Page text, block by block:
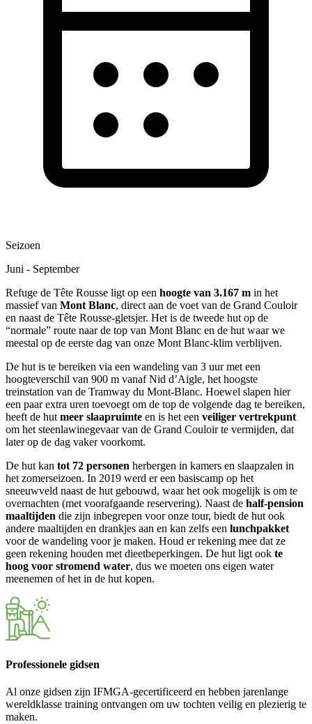
Seizoen
Juni - September
Refuge de Tête Rousse ligt op een hoogte van 3.167 m in het
massief van Mont Blanc, direct aan de voet van de Grand Couloir
en naast de Tête Rousse-gletsjer. Het is de tweede hut op de
“normale” route naar de top van Mont Blanc en de hut waar we
meestal op de eerste dag van onze Mont Blanc-klim verblijven.
De hut is te bereiken via een wandeling van 3 uur met een
hoogteverschil van 900 m vanaf Nid d’Aigle, het hoogste
treinstation van de Tramway du Mont-Blanc. Hoewel slapen hier
een paar extra uren toevoegt om de top de volgende dag te bereiken,
heeft de hut meer slaapruimte en is het een veiliger vertrekpunt
om het steenlawinegevaar van de Grand Couloir te vermijden, dat
later op de dag vaker voorkomt.
De hut kan tot 72 personen herbergen in kamers en slaapzalen in
het zomerseizoen. In 2019 werd er een basiscamp op het
sneeuwveld naast de hut gebouwd, waar het ook mogelijk is om te
overnachten (met voorafgaande reservering). Naast de half-pension
maaltijden die zijn inbegrepen voor onze tour, biedt de hut ook
andere maaltijden en drankjes aan en kan zelfs een lunchpakket
voor de wandeling voor je maken. Houd er rekening mee dat ze
geen rekening houden met dieetbeperkingen. De hut ligt ook te
hoog voor stromend water, dus we moeten ons eigen water
meenemen of het in de hut kopen.
Professionele gidsen
Al onze gidsen zijn IFMGA-gecertificeerd en hebben jarenlange
wereldklasse training ontvangen om uw tochten veilig en plezierig te
maken.